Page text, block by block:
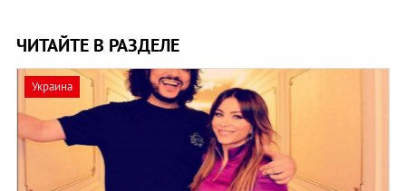
ЧИТАЙТЕ В РАЗДЕЛЕ
Украина